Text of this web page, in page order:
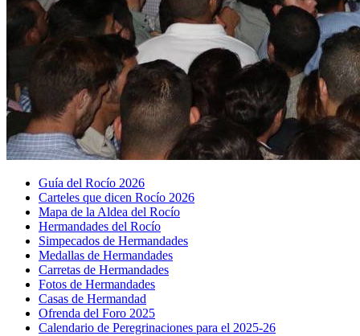
Guía del Rocío 2026
Carteles que dicen Rocío 2026
Mapa de la Aldea del Rocío
Hermandades del Rocío
Simpecados de Hermandades
Medallas de Hermandades
Carretas de Hermandades
Fotos de Hermandades
Casas de Hermandad
Ofrenda del Foro 2025
Calendario de Peregrinaciones para el 2025-26